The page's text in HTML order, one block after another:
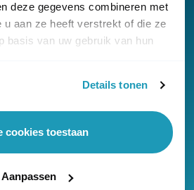
deze gegevens combineren met
u aan ze heeft verstrekt of die ze
basis van uw gebruik van hun
Details tonen
cookies toestaan
Aanpassen